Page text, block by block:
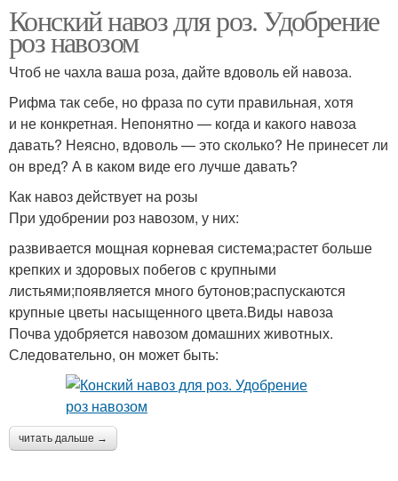
Конский навоз для роз. Удобрение
роз навозом
Чтоб не чахла ваша роза, дайте вдоволь ей навоза.
Рифма так себе, но фраза по сути правильная, хотя
и не конкретная. Непонятно — когда и какого навоза
давать? Неясно, вдоволь — это сколько? Не принесет ли
он вред? А в каком виде его лучше давать?
Как навоз действует на розы
При удобрении роз навозом, у них:
развивается мощная корневая система;растет больше
крепких и здоровых побегов с крупными
листьями;появляется много бутонов;распускаются
крупные цветы насыщенного цвета.Виды навоза
Почва удобряется навозом домашних животных.
Следовательно, он может быть:
читать дальше →